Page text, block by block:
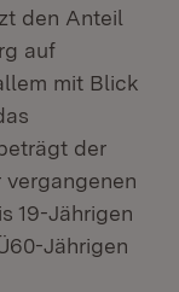
den Anteil
auf
mit Blick
der
19-Jährigen
Jährigen